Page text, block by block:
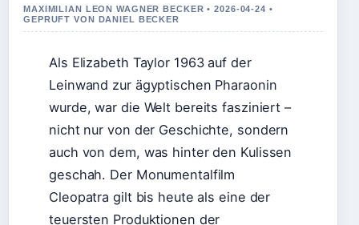
MAXIMILIAN LEON WAGNER BECKER • 2026-04-24 •
GEPRUFT VON DANIEL BECKER
Als Elizabeth Taylor 1963 auf der
Leinwand zur ägyptischen Pharaonin
wurde, war die Welt bereits fasziniert –
nicht nur von der Geschichte, sondern
auch von dem, was hinter den Kulissen
geschah. Der Monumentalfilm
Cleopatra gilt bis heute als eine der
teuersten Produktionen der